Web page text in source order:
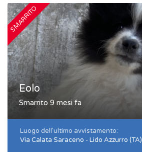
SMARRITO
Eolo
Smarrito 9 mesi fa
Luogo dell'ultimo avvistamento:
Via Calata Saraceno - Lido Azzurro (TA)